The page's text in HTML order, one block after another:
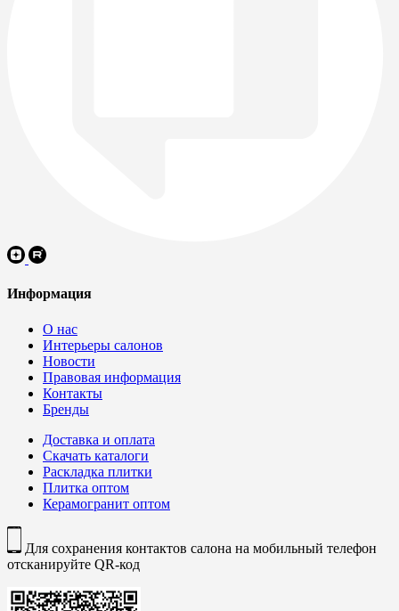
Информация
О нас
Интерьеры салонов
Новости
Правовая информация
Контакты
Бренды
Доставка и оплата
Скачать каталоги
Раскладка плитки
Плитка оптом
Керамогранит оптом
Для сохранения контактов салона на мобильный телефон
отсканируйте QR-код